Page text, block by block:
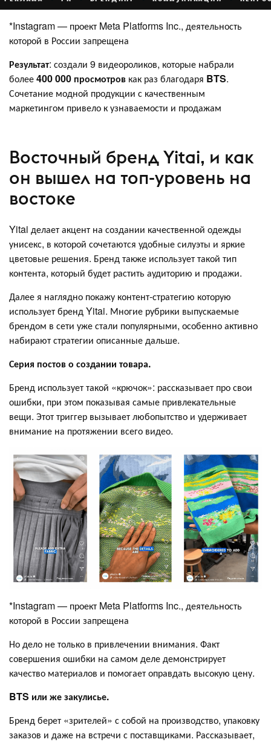
*Instagram — проект Meta Platforms Inc., деятельность
которой в России запрещена
Результат: создали 9 видеороликов, которые набрали
более400 000 просмотров как раз благодаря BTS.
Сочетание модной продукции с качественным
маркетингом привело к узнаваемости и продажам
Восточный бренд Yitai, и как
он вышел на топ-уровень на
востоке
Yitai делает акцент на создании качественной одежды
унисекс, в которой сочетаются удобные силуэты и яркие
цветовые решения. Бренд также использует такой тип
контента, который будет растить аудиторию и продажи.
Далее я наглядно покажу контент-стратегию которую
использует бренд Yitai. Многие рубрики выпускаемые
брендом в сети уже стали популярными, особенно активно
набирают стратегии описанные дальше.
Серия постов о создании товара.
Бренд использует такой «крючок»: рассказывает про свои
ошибки, при этом показывая самые привлекательные
вещи. Этот триггер вызывает любопытство и удерживает
внимание на протяжении всего видео.
*Instagram — проект Meta Platforms Inc., деятельность
которой в России запрещена
Но дело не только в привлечении внимания. Факт
совершения ошибки на самом деле демонстрирует
качество материалов и помогает оправдать высокую цену.
BTS или же закулисье.
Бренд берет «зрителей» с собой на производство, упаковку
заказов и даже на встречи с поставщиками. Рассказывает,